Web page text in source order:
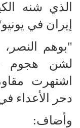
الذي شنه
إيران في يونيو/
"بوهم
لشن هجوم
اشتهرت
دحر الأعداء
وأضاف: